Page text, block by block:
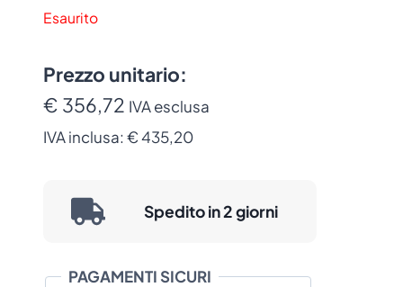
Esaurito
Prezzo unitario:
€ 356,72 IVA esclusa
IVA inclusa: € 435,20
Spedito in 2 giorni
PAGAMENTI SICURI